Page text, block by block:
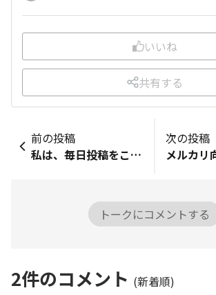
いいね
共有する
前の投稿
私は、毎日投稿をこれからも続けていこうと思います！ ダイソーの商品でも色んなジャンルがございます！ 「こんな商品紹介をもっとして欲しい」、「プチブロックで作ったのをみたい」などのリクエストを 良かったら、こちらに書いていただければそれを参考に投稿しようと思います。 是非、みなさんのリクエストなど待ってます。 よろしくお願いします🙇🏻‍♀️´-
次の投稿
トークにコメントする
2件のコメント (新着順)